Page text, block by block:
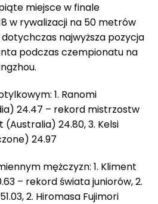
miejsce w finale
w rywalizacji na 50 metrów
najwyższa pozycja
podczas czempionatu na
1. Ranomi
24.47 – rekord mistrzostw
24.80, 3. Kelsi
24.97
mężczyzn: 1. Kliment
– rekord świata juniorów, 2.
2. Hiromasa Fujimori